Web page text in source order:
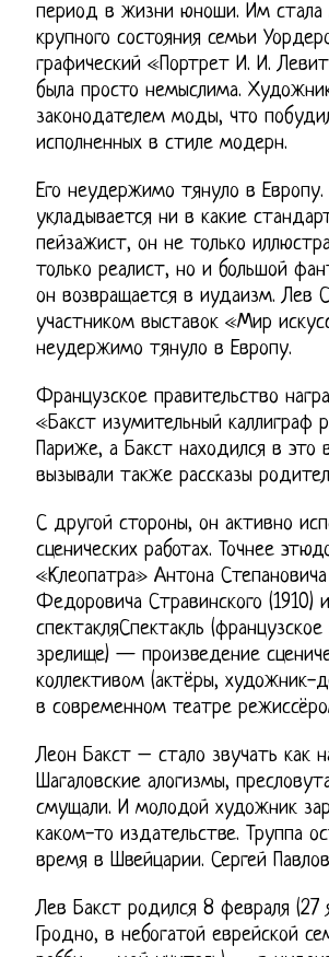
период в жизни юноши. Им стала
крупного состояния семьи
графический «Портрет И. И.
была просто немыслима.
законодателем моды, что
исполненных в стиле модерн.
Его неудержимо тянуло в
укладывается ни в какие
пейзажист, он не только
только реалист, но и большой
он возвращается в иудаизм. Лев
участником выставок «Мир
неудержимо тянуло в Европу.
Французское правительство
«Бакст изумительный каллиграф
Париже, а Бакст находился в это
вызывали также рассказы
С другой стороны, он активно
сценических работах. Точнее
«Клеопатра» Антона
Федоровича Стравинского
спектакляСпектакль
зрелище) — произведение
коллективом (актёры, художник-
в современном театре
Леон Бакст – стало звучать как
Шагаловские алогизмы,
смущали. И молодой художник
каком-то издательстве. Труппа
время в Швейцарии. Сергей
Лев Бакст родился 8 февраля
Гродно, в небогатой еврейской